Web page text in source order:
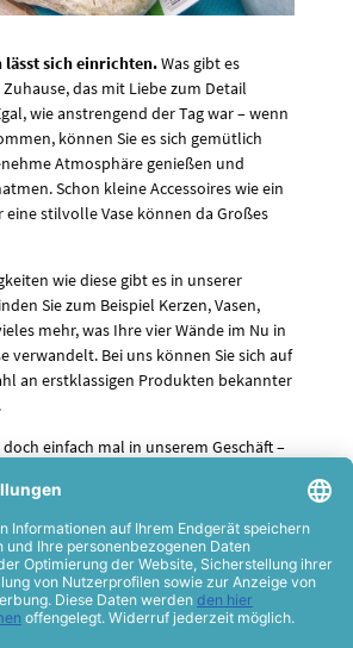
lässt sich einrichten.Was gibt es
das mit Liebe zum Detail
wie anstrengend der Tag war – wenn
können Sie es sich gemütlich
Atmosphäre genießen und
Schon kleine Accessoires wie ein
eine stilvolle Vase können da Großes
wie diese gibt es in unserer
Sie zum Beispiel Kerzen, Vasen,
mehr, was Ihre vier Wände im Nu in
verwandelt. Bei uns können Sie sich auf
an erstklassigen Produkten bekannter
doch einfach mal in unserem Geschäft –
erstklassige Beratung natürlich
|Glückwunschkarten|
|Vasen